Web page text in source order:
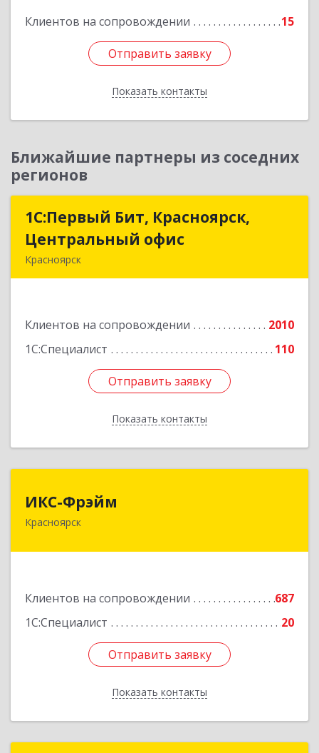
Клиентов на сопровождении 15
Отправить заявку
Показать контакты
Отправить заявку
Назад
Ближайшие партнеры из соседних
регионов
1С:Первый Бит, Красноярск,
Центральный офис
Красноярск
Клиентов на сопровождении
2010
1С:Специалист
110
Отправить заявку
Показать контакты
1С:Первый Бит, Красноярск,
Центральный офис
Подробнее
Отправить заявку
Назад
ИКС-Фрэйм
Красноярск
Клиентов на сопровождении
687
1С:Специалист
20
Отправить заявку
Показать контакты
660077, Красноярский край, Красноярск г,
Отправить заявку
Назад